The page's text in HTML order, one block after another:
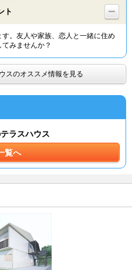
ト
。友人や家族、恋人と一緒に住め
みませんか？
スのオススメ情報を見る
ラスハウス
覧へ